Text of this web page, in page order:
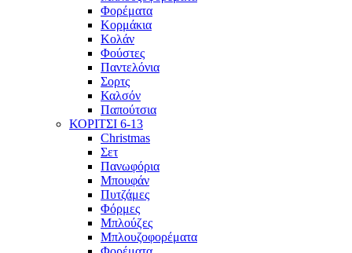
Φορέματα
Κορμάκια
Κολάν
Φούστες
Παντελόνια
Σορτς
Καλσόν
Παπούτσια
ΚΟΡΙΤΣΙ 6-13
Christmas
Σετ
Πανωφόρια
Μπουφάν
Πυτζάμες
Φόρμες
Μπλούζες
Μπλουζοφορέματα